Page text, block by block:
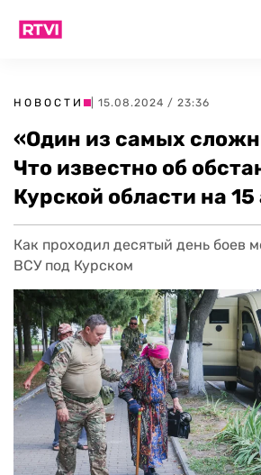
НОВОСТИ | 15.08.2024 / 23:36
«Один из самых
Что известно об
Курской области на 15
Как проходил десятый день боев
ВСУ под Курском